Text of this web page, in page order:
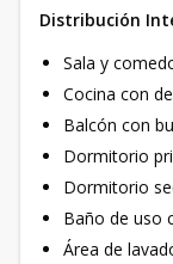
Distribución
Sala y
Cocina con
Balcón con
Dormitorio
Dormitorio
Baño de uso
Área de